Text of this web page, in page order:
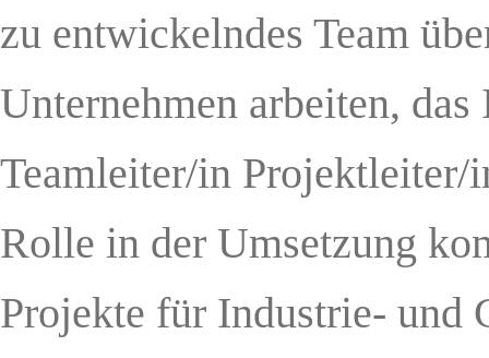
zu entwickelndes Team
Unternehmen arbeiten,
Teamleiter/in Projektleiter/
Rolle in der Umsetzung
Projekte für Industrie- und